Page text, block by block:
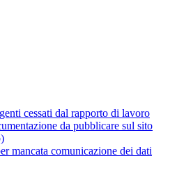
cessati dal rapporto di lavoro
da pubblicare sul sito
mancata comunicazione dei dati